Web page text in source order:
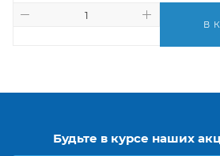
В
Будьте в курсе наших